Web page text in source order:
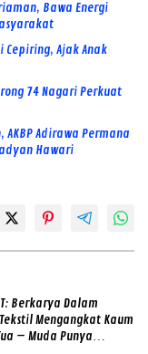
Bawa Energi
Cepiring, Ajak Anak
74 Nagari Perkuat
Adirawa Permana
Hawari
Berkarya Dalam
Mengangkat Kaum
– Muda Punya